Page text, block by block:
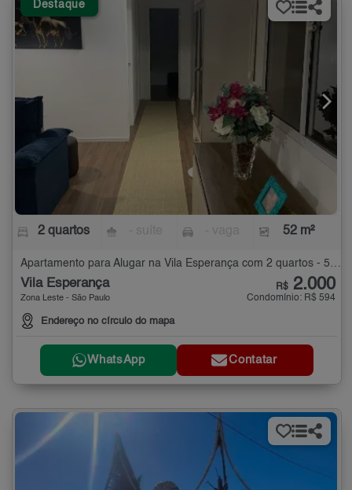
Destaque
2 quartos 52 m²
Vila Esperança
Zona Leste - São Paulo
Endereço no círculo do mapa
R$ 2.000
Condomínio: R$ 594
WhatsApp Contatar